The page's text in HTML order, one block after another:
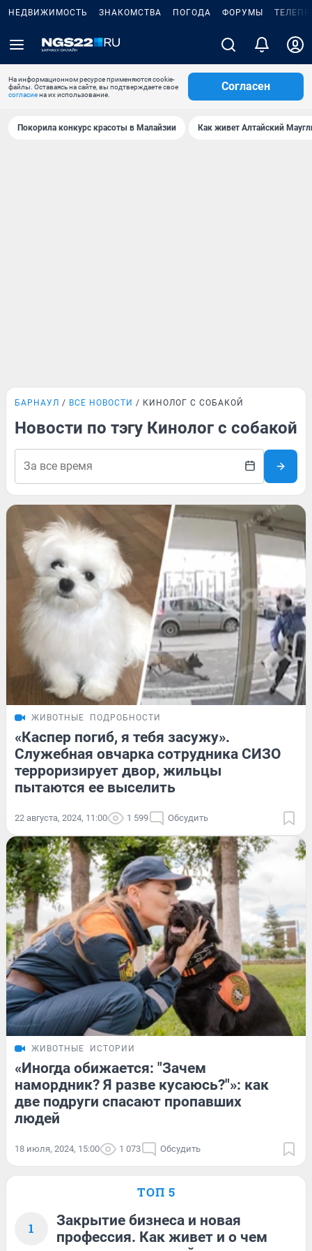
НЕДВИЖИМОСТЬ ЗНАКОМСТВА ПОГОДА ФОРУМЫ
На информационном ресурсе применяются cookie-
файлы. Оставаясь на сайте, вы подтверждаете свое
согласиена их использование.
Согласен
Покорила конкурс красоты в Малайзии Как живет Алтайский
БАРНАУЛ ВСЕ НОВОСТИ КИНОЛОГ С СОБАКОЙ
Новости по тэгу Кинолог с собакой
ЖИВОТНЫЕ ПОДРОБНОСТИ
«Каспер погиб, я тебя засужу».
Служебная овчарка сотрудника СИЗО
терроризирует двор, жильцы
пытаются ее выселить
22 августа, 2024, 11:00 1 599 Обсудить
ЖИВОТНЫЕ ИСТОРИИ
«Иногда обижается: "Зачем
намордник? Я разве кусаюсь?"»: как
две подруги спасают пропавших
людей
18 июля, 2024, 15:00 1 073 Обсудить
ТОП 5
1
Закрытие бизнеса и новая
профессия. Как живет и о чем